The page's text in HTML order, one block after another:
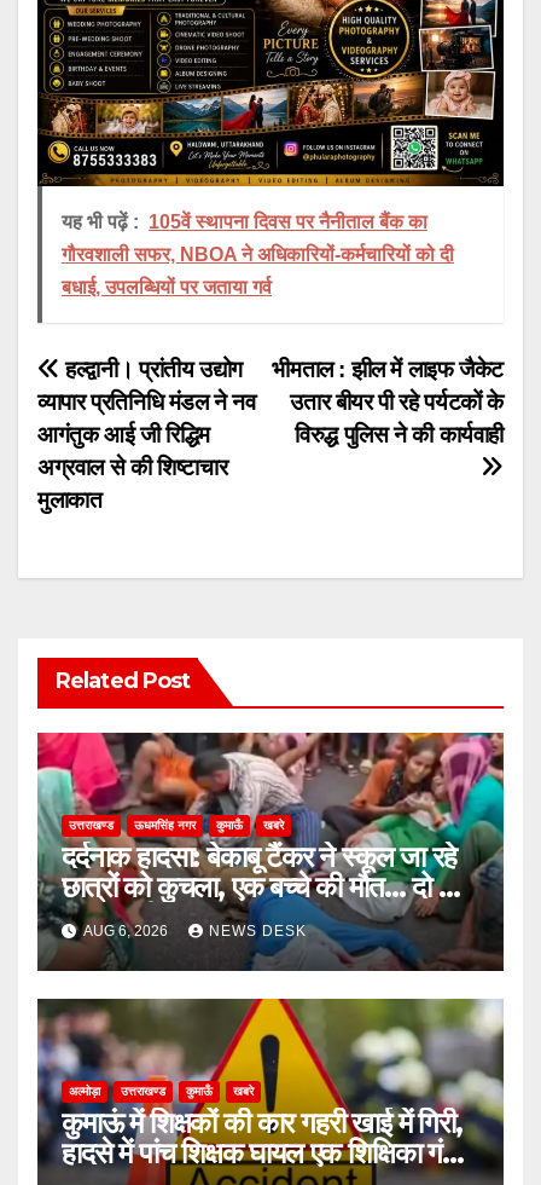
यह भी पढ़ें : 105वें स्थापना दिवस पर नैनीताल बैंक का
गौरवशाली सफर, NBOA ने अधिकारियों-कर्मचारियों को दी
बधाई, उपलब्धियों पर जताया गर्व
Post
navigation
भीमताल : झील में लाइफ जैकेट
उतार बीयर पी रहे पर्यटकों के
विरुद्ध पुलिस ने की कार्यवाही
हल्द्वानी। प्रांतीय उद्योग
व्यापार प्रतिनिधि मंडल ने नव
आगंतुक आई जी रिद्धिम
अग्रवाल से की शिष्टाचार
मुलाकात
Related Post
उत्तराखण्ड ऊधमसिंह नगर कुमाऊँ खबरे
दर्दनाक हादसा: बेकाबू टैंकर ने स्कूल जा रहे
छात्रों को कुचला, एक बच्चे की मौत… दो की
हालत गंभीर
AUG 6, 2026 NEWS DESK
अल्मोड़ा उत्तराखण्ड कुमाऊँ खबरे
कुमाऊं में शिक्षकों की कार गहरी खाई में गिरी,
हादसे में पांच शिक्षक घायल एक शिक्षिका गंभीर